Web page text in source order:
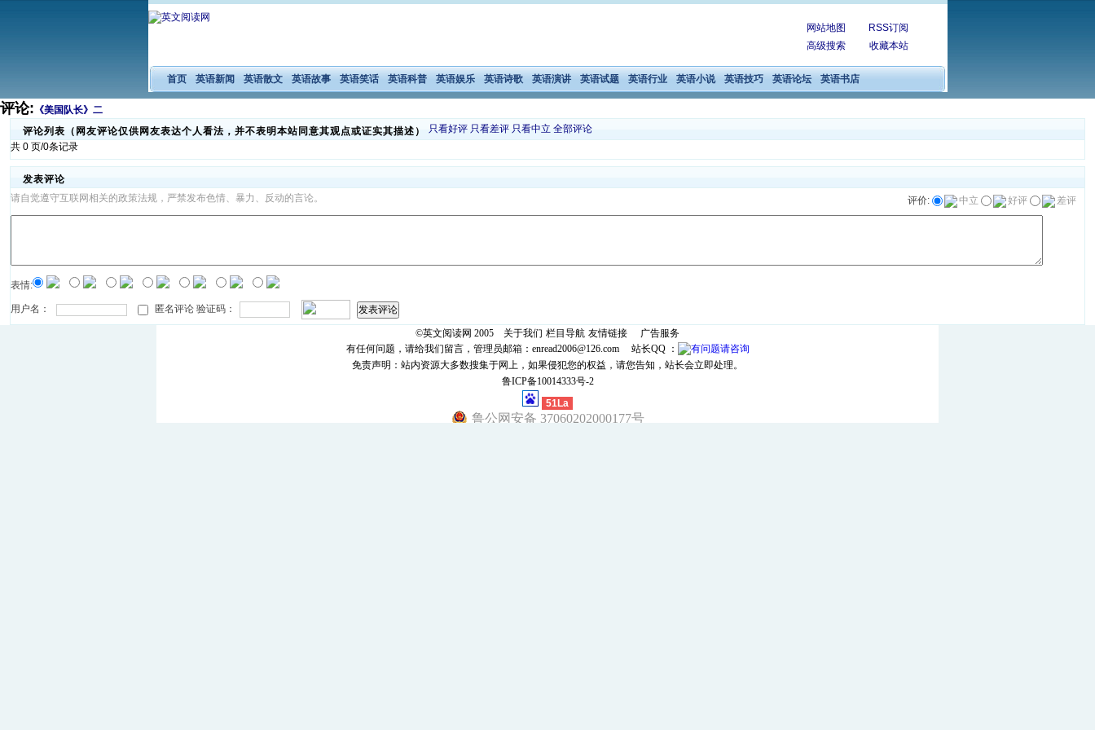
网站地图
RSS订阅
高级搜索
收藏本站
首页 英语新闻 英语散文 英语故事 英语笑话 英语科普 英语娱乐 英语诗歌 英语演讲 英语试题 英语行业 英语小说 英语技巧 英语论坛 英语书店
评论: 《美国队长》二
评论列表（网友评论仅供网友表达个人看法，并不表明本站同意其观点或证实其描述）
只看好评 只看差评 只看中立 全部评论
共 0 页/0条记录
发表评论
请自觉遵守互联网相关的政策法规，严禁发布色情、暴力、反动的言论。
评价: 中立 好评 差评
表情:
用户名： 匿名评论 验证码： 发表评论